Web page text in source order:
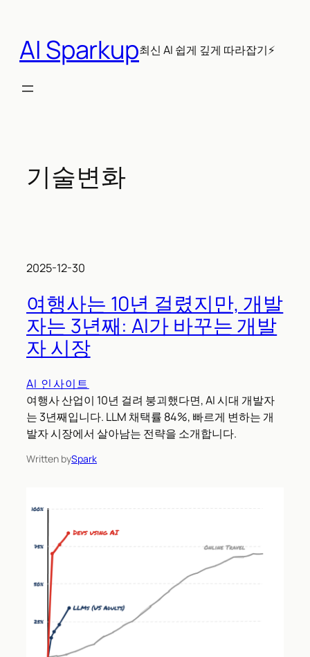
AI Sparkup최신 AI 쉽게 깊게 따라잡기⚡
기술변화
2025-12-30
여행사는 10년 걸렸지만, 개발
자는 3년째: AI가 바꾸는 개발
자 시장
AI 인사이트
여행사 산업이 10년 걸려 붕괴했다면, AI 시대 개발자
는 3년째입니다. LLM 채택률 84%, 빠르게 변하는 개
발자 시장에서 살아남는 전략을 소개합니다.
Written bySpark